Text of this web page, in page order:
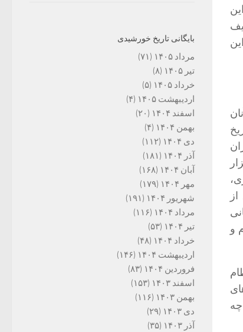
و
بایگانی تاریخ خورشیدی
مرداد ۱۴۰۵
(۷۱)
تیر ۱۴۰۵
(۸)
خرداد ۱۴۰۵
(۵)
اردیبهشت ۱۴۰۵
(۴)
اسفند ۱۴۰۴
(۲۰)
بهمن ۱۴۰۴
(۴)
دی ۱۴۰۴
(۱۱۲)
آذر ۱۴۰۴
(۱۸۱)
آبان ۱۴۰۴
(۱۶۸)
مهر ۱۴۰۴
(۱۷۹)
شهریور ۱۴۰۴
(۱۹۱)
مرداد ۱۴۰۴
(۱۱۶)
تیر ۱۴۰۴
(۵۳)
خرداد ۱۴۰۴
(۴۸)
اردیبهشت ۱۴۰۴
(۱۴۶)
فروردین ۱۴۰۴
(۸۳)
اسفند ۱۴۰۳
(۱۵۳)
بهمن ۱۴۰۳
(۱۱۶)
دی ۱۴۰۳
(۲۹)
آذر ۱۴۰۳
(۳۵)